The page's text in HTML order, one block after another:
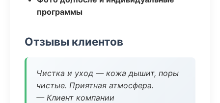
программы
Отзывы клиентов
Чистка и уход — кожа дышит, поры
чистые. Приятная атмосфера.
— Клиент компании